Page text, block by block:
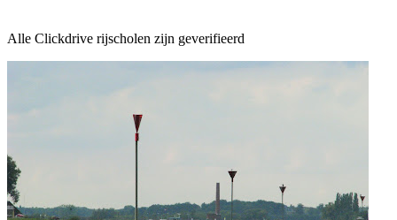
Alle Clickdrive rijscholen zijn geverifieerd